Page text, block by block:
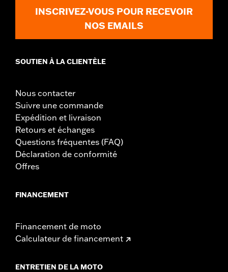
INSCRIVEZ-VOUS POUR RECEVOIR
NOS EMAILS
SOUTIEN À LA CLIENTÈLE
Nous contacter
Suivre une commande
Expédition et livraison
Retours et échanges
Questions fréquentes (FAQ)
Déclaration de conformité
Offres
FINANCEMENT
Financement de moto
Calculateur de financement
ENTRETIEN DE LA MOTO